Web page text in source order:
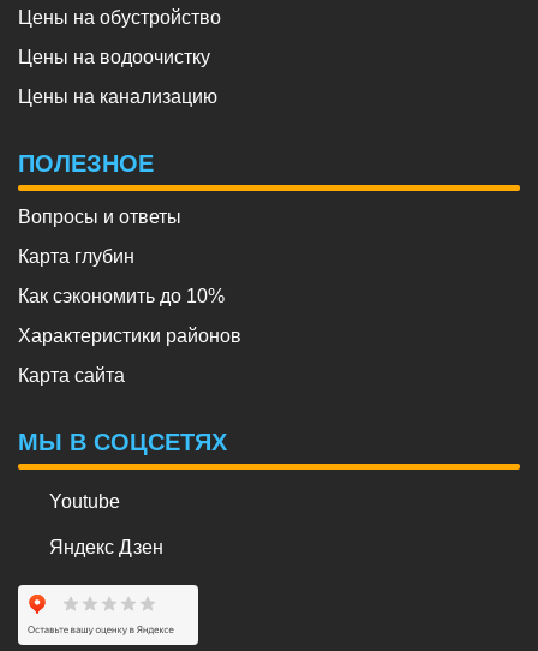
Цены на обустройство
Цены на водоочистку
Цены на канализацию
ПОЛЕЗНОЕ
Вопросы и ответы
Карта глубин
Как сэкономить до 10%
Характеристики районов
Карта сайта
МЫ В СОЦСЕТЯХ
Youtube
Яндекс Дзен